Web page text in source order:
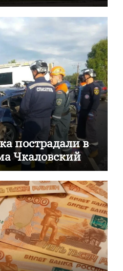
пострадали в
Чкаловский